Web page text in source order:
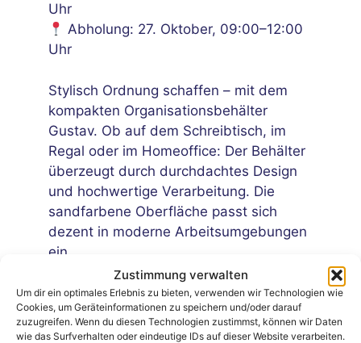
Zustimmung verwalten
Um dir ein optimales Erlebnis zu bieten, verwenden wir Technologien wie
Cookies, um Geräteinformationen zu speichern und/oder darauf
zuzugreifen. Wenn du diesen Technologien zustimmst, können wir Daten
wie das Surfverhalten oder eindeutige IDs auf dieser Website verarbeiten.
Uhr
Abholung: 27. Oktober, 09:00–12:00
Uhr
Stylisch Ordnung schaffen – mit dem
kompakten Organisationsbehälter
Gustav. Ob auf dem Schreibtisch, im
Regal oder im Homeoffice: Der Behälter
überzeugt durch durchdachtes Design
und hochwertige Verarbeitung. Die
sandfarbene Oberfläche passt sich
dezent in moderne Arbeitsumgebungen
ein.